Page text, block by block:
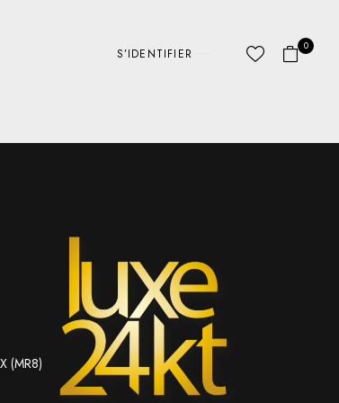
S’IDENTIFIER
0
(MR8) ABC LINES